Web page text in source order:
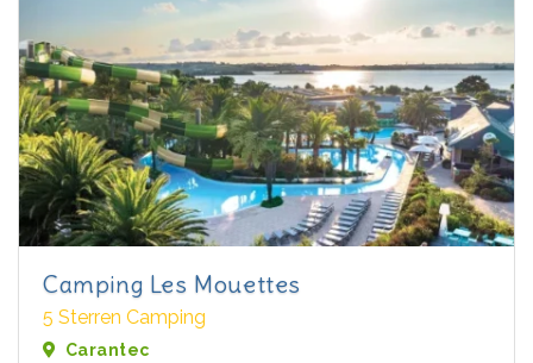
Camping Les Mouettes
5 Sterren Camping
Carantec